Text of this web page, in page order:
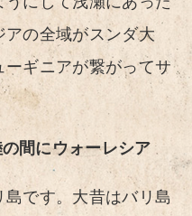
の全域がスンダ大
ギニアが繋がってサ
間にウォーレシア
です。大昔はバリ島